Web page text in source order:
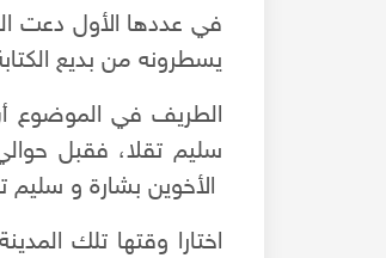
في عددها الأول دعت
يسطرونه من بديع
الطريف في الموضوع
الأخوين بشارة و سليم
اختارا وقتها تلك